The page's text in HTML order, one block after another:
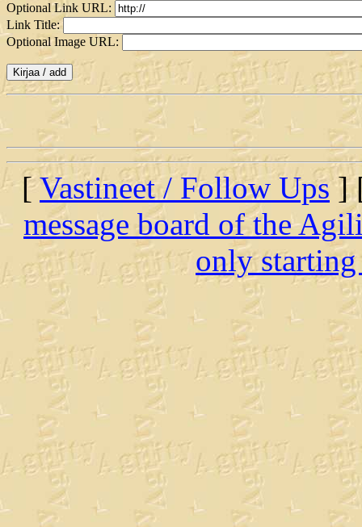
Optional Link URL:
Link Title:
Optional Image URL:
[Vastineet / Follow Ups ]
message board of the
only starting